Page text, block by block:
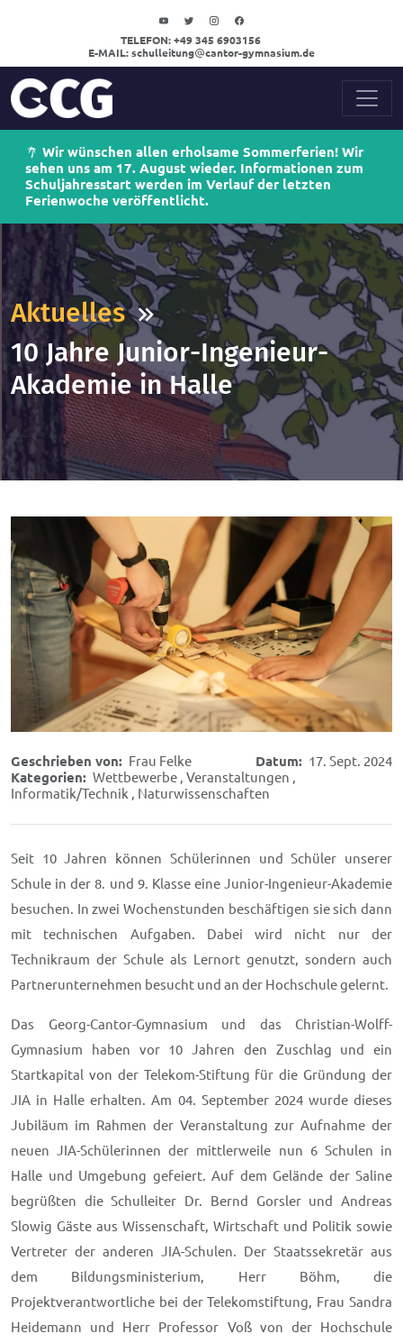
TELEFON: +49 345 6903156
E-MAIL: schulleitung cantor-gymnasium.de
Wir wünschen allen erholsame Sommerferien! Wir
sehen uns am 17. August wieder. Informationen zum
Schuljahresstart werden im Verlauf der letzten
Ferienwoche veröffentlicht.
Aktuelles
10 Jahre Junior-Ingenieur-
Akademie in Halle
Geschrieben von: Frau Felke Datum: 17. Sept. 2024
Kategorien: Wettbewerbe , Veranstaltungen ,
Informatik/Technik , Naturwissenschaften
Seit 10 Jahren können Schülerinnen und Schüler unserer
Schule in der 8. und 9. Klasse eine Junior-Ingenieur-Akademie
besuchen. In zwei Wochenstunden beschäftigen sie sich dann
mit technischen Aufgaben. Dabei wird nicht nur der
Technikraum der Schule als Lernort genutzt, sondern auch
Partnerunternehmen besucht und an der Hochschule gelernt.
Das Georg-Cantor-Gymnasium und das Christian-Wolff-
Gymnasium haben vor 10 Jahren den Zuschlag und ein
Startkapital von der Telekom-Stiftung für die Gründung der
JIA in Halle erhalten. Am 04. September 2024 wurde dieses
Jubiläum im Rahmen der Veranstaltung zur Aufnahme der
neuen JIA-Schülerinnen der mittlerweile nun 6 Schulen in
Halle und Umgebung gefeiert. Auf dem Gelände der Saline
begrüßten die Schulleiter Dr. Bernd Gorsler und Andreas
Slowig Gäste aus Wissenschaft, Wirtschaft und Politik sowie
Vertreter der anderen JIA-Schulen. Der Staatssekretär aus
dem Bildungsministerium, Herr Böhm, die
Projektverantwortliche bei der Telekomstiftung, Frau Sandra
Heidemann und Herr Professor Voß von der Hochschule